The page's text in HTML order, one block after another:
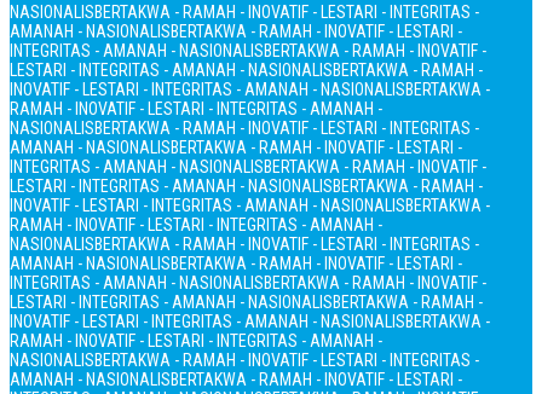
NASIONALISBERTAKWA - RAMAH - INOVATIF - LESTARI - INTEGRITAS -
AMANAH - NASIONALISBERTAKWA - RAMAH - INOVATIF - LESTARI -
INTEGRITAS - AMANAH - NASIONALISBERTAKWA - RAMAH - INOVATIF -
LESTARI - INTEGRITAS - AMANAH - NASIONALISBERTAKWA - RAMAH -
INOVATIF - LESTARI - INTEGRITAS - AMANAH - NASIONALISBERTAKWA -
RAMAH - INOVATIF - LESTARI - INTEGRITAS - AMANAH -
NASIONALISBERTAKWA - RAMAH - INOVATIF - LESTARI - INTEGRITAS -
AMANAH - NASIONALISBERTAKWA - RAMAH - INOVATIF - LESTARI -
INTEGRITAS - AMANAH - NASIONALISBERTAKWA - RAMAH - INOVATIF -
LESTARI - INTEGRITAS - AMANAH - NASIONALISBERTAKWA - RAMAH -
INOVATIF - LESTARI - INTEGRITAS - AMANAH - NASIONALISBERTAKWA -
RAMAH - INOVATIF - LESTARI - INTEGRITAS - AMANAH -
NASIONALISBERTAKWA - RAMAH - INOVATIF - LESTARI - INTEGRITAS -
AMANAH - NASIONALISBERTAKWA - RAMAH - INOVATIF - LESTARI -
INTEGRITAS - AMANAH - NASIONALISBERTAKWA - RAMAH - INOVATIF -
LESTARI - INTEGRITAS - AMANAH - NASIONALISBERTAKWA - RAMAH -
INOVATIF - LESTARI - INTEGRITAS - AMANAH - NASIONALISBERTAKWA -
RAMAH - INOVATIF - LESTARI - INTEGRITAS - AMANAH -
NASIONALISBERTAKWA - RAMAH - INOVATIF - LESTARI - INTEGRITAS -
AMANAH - NASIONALISBERTAKWA - RAMAH - INOVATIF - LESTARI -